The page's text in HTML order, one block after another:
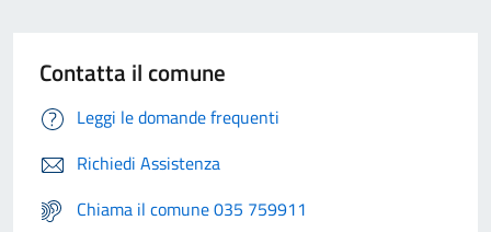
Contatta il comune
Leggi le domande frequenti
Richiedi Assistenza
Chiama il comune 035 759911